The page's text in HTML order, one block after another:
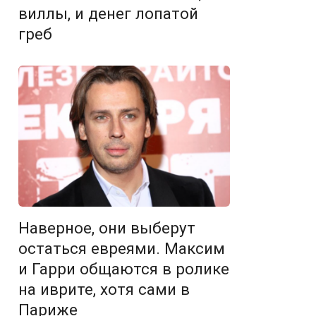
виллы, и денег лопатой
греб
Наверное, они выберут
остаться евреями. Максим
и Гарри общаются в ролике
на иврите, хотя сами в
Париже